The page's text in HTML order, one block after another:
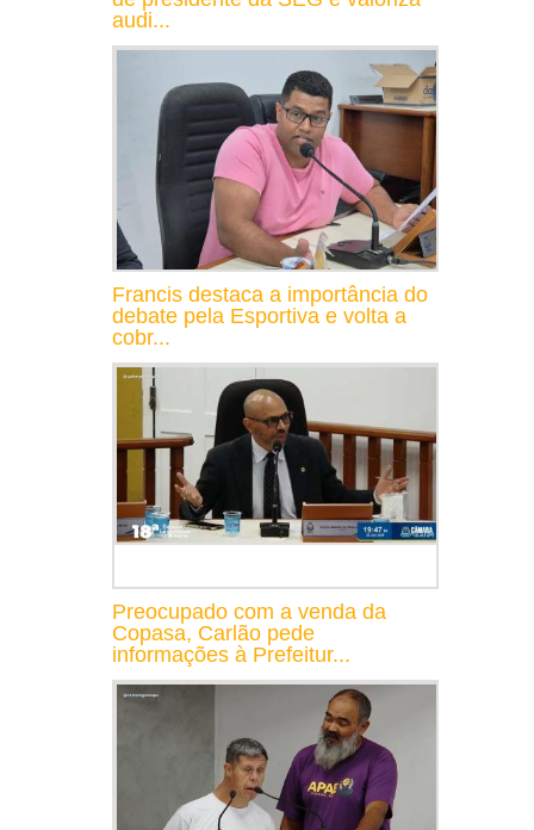
audi...
Francis destaca a importância do
debate pela Esportiva e volta a
cobr...
Preocupado com a venda da
Copasa, Carlão pede
informações à Prefeitur...